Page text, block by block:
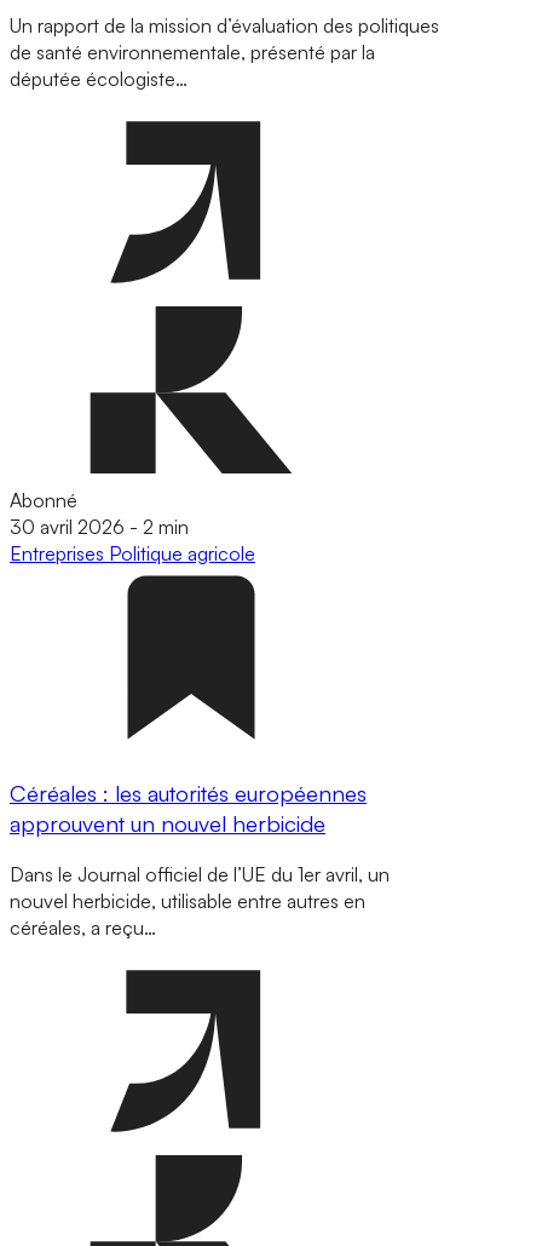
Un rapport de la mission d’évaluation des politiques
de santé environnementale, présenté par la
députée écologiste…
Abonné
30 avril 2026 - 2 min
Entreprises Politique agricole
Céréales : les autorités européennes
approuvent un nouvel herbicide
Dans le Journal officiel de l’UE du 1er avril, un
nouvel herbicide, utilisable entre autres en
céréales, a reçu…